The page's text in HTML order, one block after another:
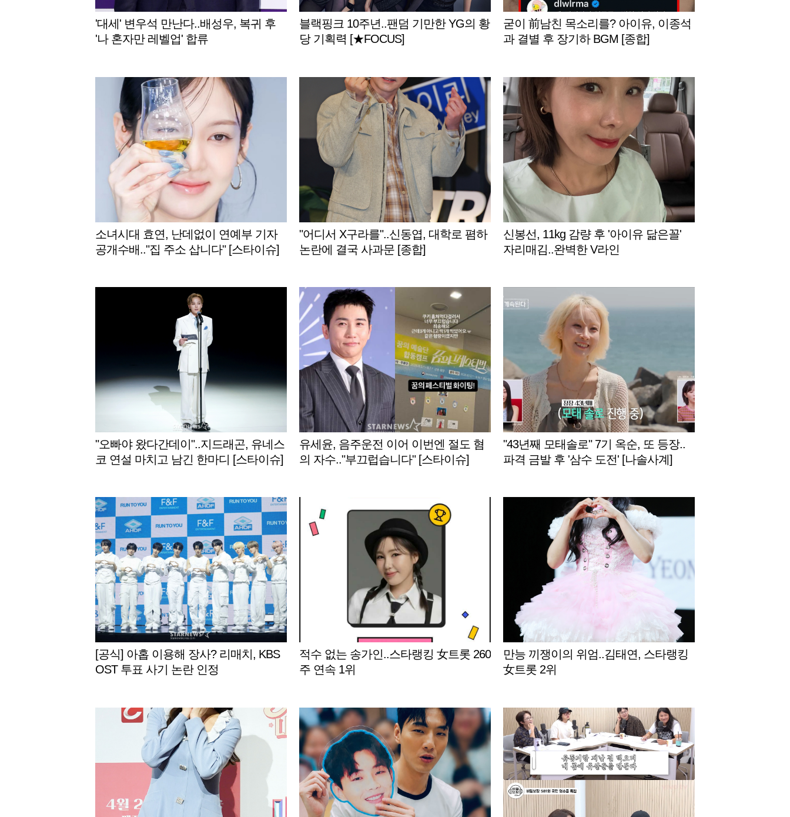
'대세' 변우석 만난다..배성우, 복귀 후
'나 혼자만 레벨업' 합류
블랙핑크 10주년..팬덤 기만한 YG의 황
당 기획력 [★FOCUS]
굳이 前남친 목소리를? 아이유, 이종석
과 결별 후 장기하 BGM [종합]
소녀시대 효연, 난데없이 연예부 기자
공개수배.."집 주소 삽니다" [스타이슈]
"어디서 X구라를"..신동엽, 대학로 폄하
논란에 결국 사과문 [종합]
신봉선, 11kg 감량 후 '아이유 닮은꼴'
자리매김..완벽한 V라인
"오빠야 왔다간데이"..지드래곤, 유네스
코 연설 마치고 남긴 한마디 [스타이슈]
유세윤, 음주운전 이어 이번엔 절도 혐
의 자수.."부끄럽습니다" [스타이슈]
"43년째 모태솔로" 7기 옥순, 또 등장..
파격 금발 후 '삼수 도전' [나솔사계]
[공식] 아홉 이용해 장사? 리매치, KBS
OST 투표 사기 논란 인정
적수 없는 송가인..스타랭킹 女트롯 260
주 연속 1위
만능 끼쟁이의 위엄..김태연, 스타랭킹
女트롯 2위